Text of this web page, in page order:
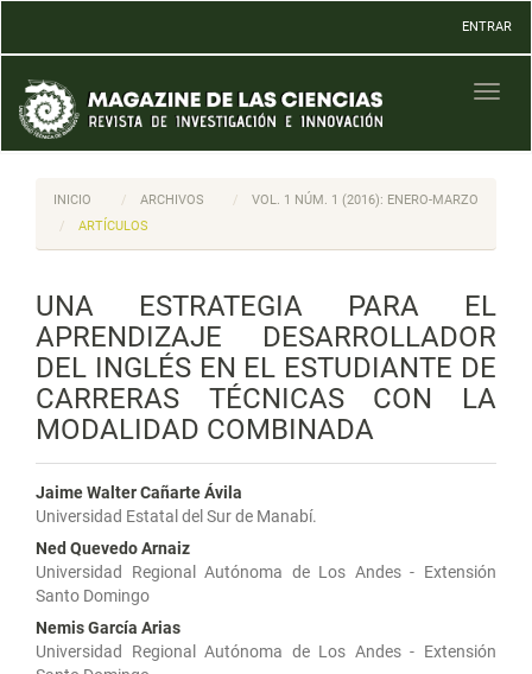
Contenido
principal
Barra
lateral
ENTRAR
INICIO ARCHIVOS
VOL. 1 NÚM. 1 (2016): ENERO-MARZO
ARTÍCULOS
UNA ESTRATEGIA PARA EL
APRENDIZAJE DESARROLLADOR
DEL INGLÉS EN EL ESTUDIANTE DE
CARRERAS TÉCNICAS CON LA
MODALIDAD COMBINADA
Jaime Walter Cañarte Ávila
Universidad Estatal del Sur de Manabí.
Ned Quevedo Arnaiz
Universidad Regional Autónoma de Los Andes - Extensión
Santo Domingo
Nemis García Arias
Universidad Regional Autónoma de Los Andes - Extensión